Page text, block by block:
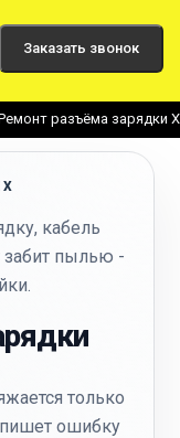
Заказать звонок
разъёма зарядки
кабель
забит пылью -
только
пишет ошибку